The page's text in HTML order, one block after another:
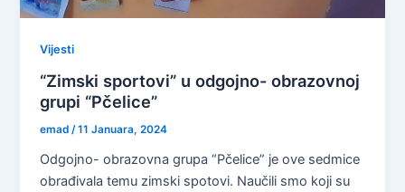
Vijesti
“Zimski sportovi” u odgojno- obrazovnoj
grupi “Pčelice”
emad/11 Januara, 2024
Odgojno- obrazovna grupa “Pčelice” je ove sedmice
obrađivala temu zimski spotovi. Naučili smo koji su